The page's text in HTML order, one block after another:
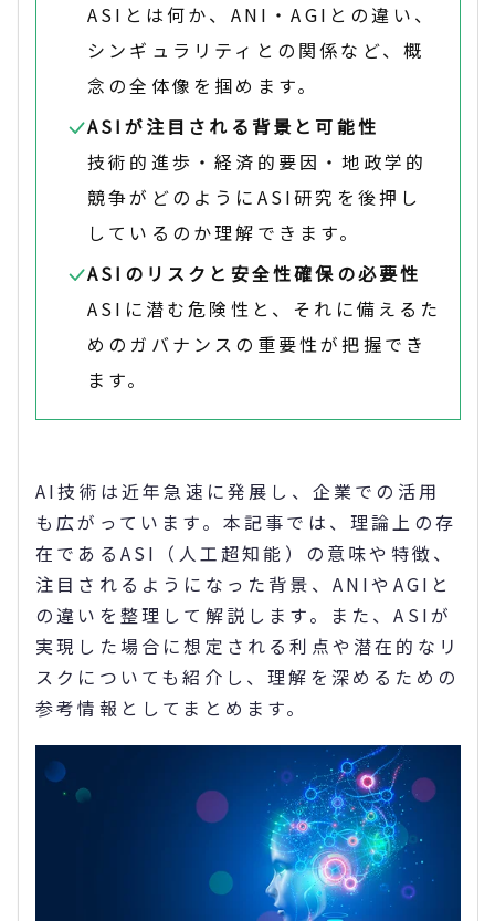
ASIとは何か、ANI・AGIとの違い、
シンギュラリティとの関係など、概
念の全体像を掴めます。
ASIが注目される背景と可能性
技術的進歩・経済的要因・地政学的
競争がどのようにASI研究を後押し
しているのか理解できます。
ASIのリスクと安全性確保の必要性
ASIに潜む危険性と、それに備えるた
めのガバナンスの重要性が把握でき
ます。
AI技術は近年急速に発展し、企業での活用
も広がっています。本記事では、理論上の存
在であるASI（人工超知能）の意味や特徴、
注目されるようになった背景、ANIやAGIと
の違いを整理して解説します。また、ASIが
実現した場合に想定される利点や潜在的なリ
スクについても紹介し、理解を深めるための
参考情報としてまとめます。